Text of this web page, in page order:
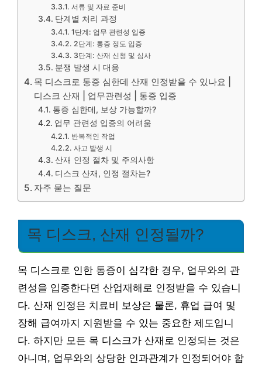
서류 및 자료 준비
단계별 처리 과정
1단계: 업무 관련성 입증
2단계: 통증 정도 입증
3단계: 산재 신청 및 심사
분쟁 발생 시 대응
목 디스크로 통증 심한데 산재 인정받을 수 있나요 |
디스크 산재 | 업무관련성 | 통증 입증
통증 심한데, 보상 가능할까?
업무 관련성 입증의 어려움
반복적인 작업
사고 발생 시
산재 인정 절차 및 주의사항
디스크 산재, 인정 절차는?
자주 묻는 질문
목 디스크, 산재 인정될까?
목 디스크로 인한 통증이 심각한 경우, 업무와의 관
련성을 입증한다면 산업재해로 인정받을 수 있습니
다. 산재 인정은 치료비 보상은 물론, 휴업 급여 및
장해 급여까지 지원받을 수 있는 중요한 제도입니
다. 하지만 모든 목 디스크가 산재로 인정되는 것은
아니며, 업무와의 상당한 인과관계가 인정되어야 합